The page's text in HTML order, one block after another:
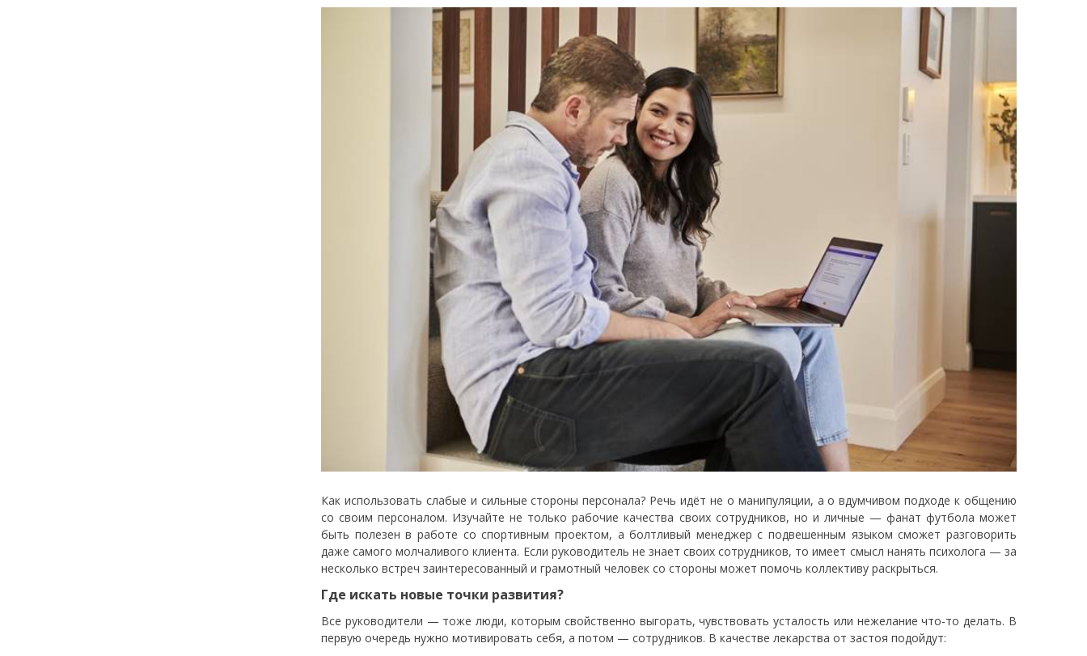
Как использовать слабые и сильные стороны персонала? Речь идёт не о манипуляции, а о вдумчивом подходе к общению
со своим персоналом. Изучайте не только рабочие качества своих сотрудников, но и личные — фанат футбола может
быть полезен в работе со спортивным проектом, а болтливый менеджер с подвешенным языком сможет разговорить
даже самого молчаливого клиента. Если руководитель не знает своих сотрудников, то имеет смысл нанять психолога — за
несколько встреч заинтересованный и грамотный человек со стороны может помочь коллективу раскрыться.
Где искать новые точки развития?
Все руководители — тоже люди, которым свойственно выгорать, чувствовать усталость или нежелание что-то делать. В
первую очередь нужно мотивировать себя, а потом — сотрудников. В качестве лекарства от застоя подойдут: